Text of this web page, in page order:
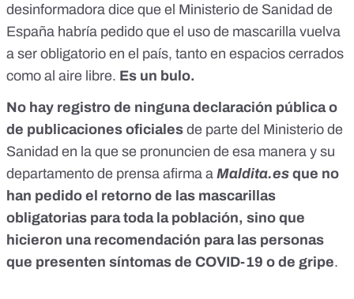
desinformadora dice que el Ministerio de Sanidad de
España habría pedido que el uso de mascarilla vuelva
a ser obligatorio en el país, tanto en espacios cerrados
como al aire libre. Es un bulo.
No hay registro de ninguna declaración pública o
de publicaciones oficiales de parte del Ministerio de
Sanidad en la que se pronuncien de esa manera y su
departamento de prensa afirma a Maldita.es que no
han pedido el retorno de las mascarillas
obligatorias para toda la población, sino que
hicieron una recomendación para las personas
que presenten síntomas de COVID-19 o de gripe.